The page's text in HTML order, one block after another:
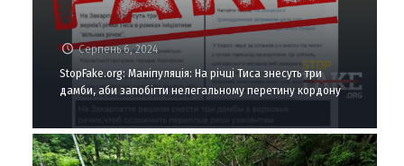
Серпень 6, 2024
StopFake.org: Маніпуляція: На річці Тиса знесуть три
дамби, аби запобігти нелегальному перетину кордону